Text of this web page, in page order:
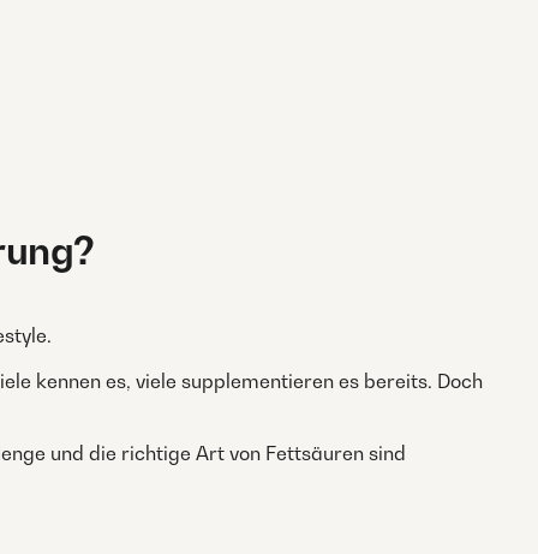
kennen es, viele supplementieren es bereits. Doch
und die richtige Art von Fettsäuren sind